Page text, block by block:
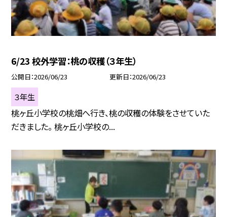
6/23 校外学習：桃の収穫（３年生）
公開日 2026/06/23 更新日 2026/06/23
３年生
桃ヶ丘小学校の桃畑へ行き、桃の収穫の体験をさせていた
だきました。 桃ヶ丘小学校の...